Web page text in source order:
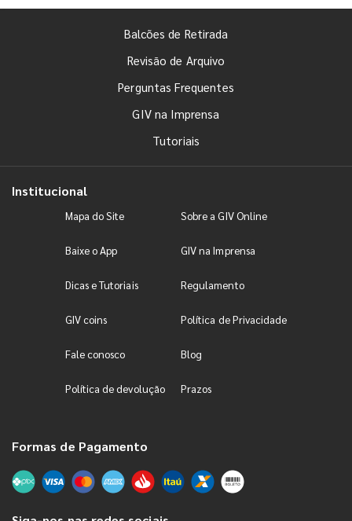
Balcões de Retirada
Revisão de Arquivo
Perguntas Frequentes
GIV na Imprensa
Tutoriais
Institucional
Mapa do Site Sobre a GIV Online
Baixe o App GIV na Imprensa
Dicas e Tutoriais Regulamento
GIV coins Política de Privacidade
Fale conosco Blog
Política de devolução Prazos
Formas de Pagamento